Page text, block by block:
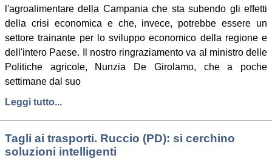
l'agroalimentare della Campania che sta subendo gli effetti
della crisi economica e che, invece, potrebbe essere un
settore trainante per lo sviluppo economico della regione e
dell'intero Paese. Il nostro ringraziamento va al ministro delle
Politiche agricole, Nunzia De Girolamo, che a poche
settimane dal suo
Leggi tutto...
Tagli ai trasporti. Ruccio (PD): si cerchino
soluzioni intelligenti